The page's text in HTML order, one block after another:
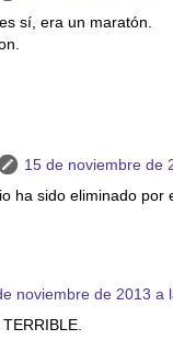
sí, era un maratón.
15 de noviembre de
ha sido eliminado por
noviembre de 2013 a